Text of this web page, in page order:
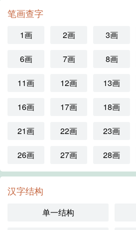
笔画查字
1画 2画 3画
6画 7画 8画
11画 12画 13画
16画 17画 18画
21画 22画 23画
26画 27画 28画
汉字结构
单一结构